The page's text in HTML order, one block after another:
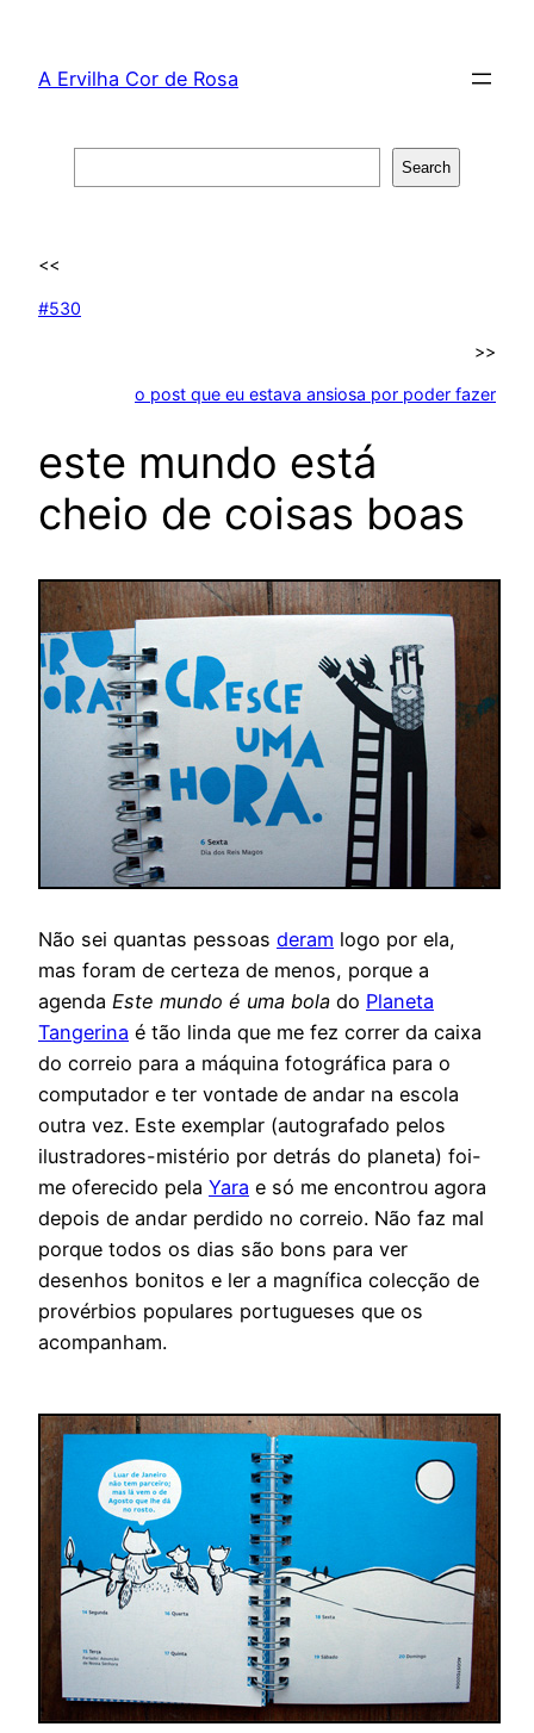
content
A Ervilha Cor de Rosa
Search
<<
#530
>>
o post que eu estava ansiosa por poder fazer
este mundo está
cheio de coisas boas
Não sei quantas pessoas deram logo por ela,
mas foram de certeza de menos, porque a
agenda Este mundo é uma bola do Planeta
Tangerina é tão linda que me fez correr da caixa
do correio para a máquina fotográfica para o
computador e ter vontade de andar na escola
outra vez. Este exemplar (autografado pelos
ilustradores-mistério por detrás do planeta) foi-
me oferecido pela Yara e só me encontrou agora
depois de andar perdido no correio. Não faz mal
porque todos os dias são bons para ver
desenhos bonitos e ler a magnífica colecção de
provérbios populares portugueses que os
acompanham.